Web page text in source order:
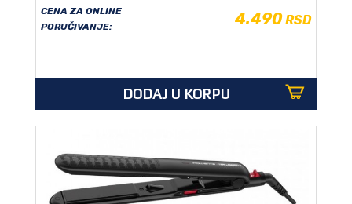
CENA ZA ONLINE
PORUČIVANJE:
4.490RSD
DODAJ U KORPU